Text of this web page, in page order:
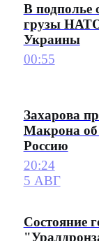
В подполье
грузы НАТО
Украины
00:55
Захарова
Макрона об
Россию
20:24
5 АВГ
Состояние